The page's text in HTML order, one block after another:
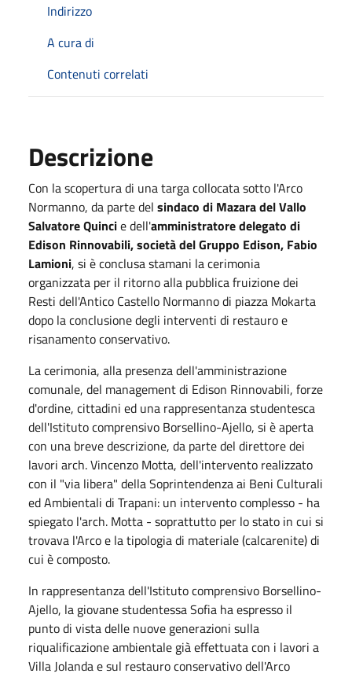
Indirizzo
A cura di
Contenuti correlati
Descrizione
Con la scopertura di una targa collocata sotto l'Arco
Normanno, da parte del sindaco di Mazara del Vallo
Salvatore Quincie dell'amministratore delegato di
Edison Rinnovabili, società del Gruppo Edison, Fabio
Lamioni, si è conclusa stamani la cerimonia
organizzata per il ritorno alla pubblica fruizione dei
Resti dell'Antico Castello Normanno di piazza Mokarta
dopo la conclusione degli interventi di restauro e
risanamento conservativo.
La cerimonia, alla presenza dell'amministrazione
comunale, del management di Edison Rinnovabili, forze
d'ordine, cittadini ed una rappresentanza studentesca
dell'Istituto comprensivo Borsellino-Ajello, si è aperta
con una breve descrizione, da parte del direttore dei
lavori arch. Vincenzo Motta, dell'intervento realizzato
con il "via libera" della Soprintendenza ai Beni Culturali
ed Ambientali di Trapani: un intervento complesso - ha
spiegato l'arch. Motta - soprattutto per lo stato in cui si
trovava l'Arco e la tipologia di materiale (calcarenite) di
cui è composto.
In rappresentanza dell'Istituto comprensivo Borsellino-
Ajello, la giovane studentessa Sofia ha espresso il
punto di vista delle nuove generazioni sulla
riqualificazione ambientale già effettuata con i lavori a
Villa Jolanda e sul restauro conservativo dell'Arco